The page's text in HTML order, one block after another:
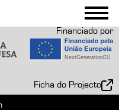
Financiado por
Ficha do Projecto